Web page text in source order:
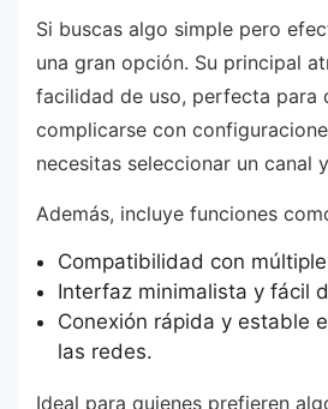
Si buscas algo simple pero
una gran opción. Su principal
facilidad de uso, perfecta para
complicarse con
necesitas seleccionar un canal
Además, incluye funciones
Compatibilidad con
Interfaz minimalista y fácil
Conexión rápida y estable
las redes.
Ideal para quienes prefieren